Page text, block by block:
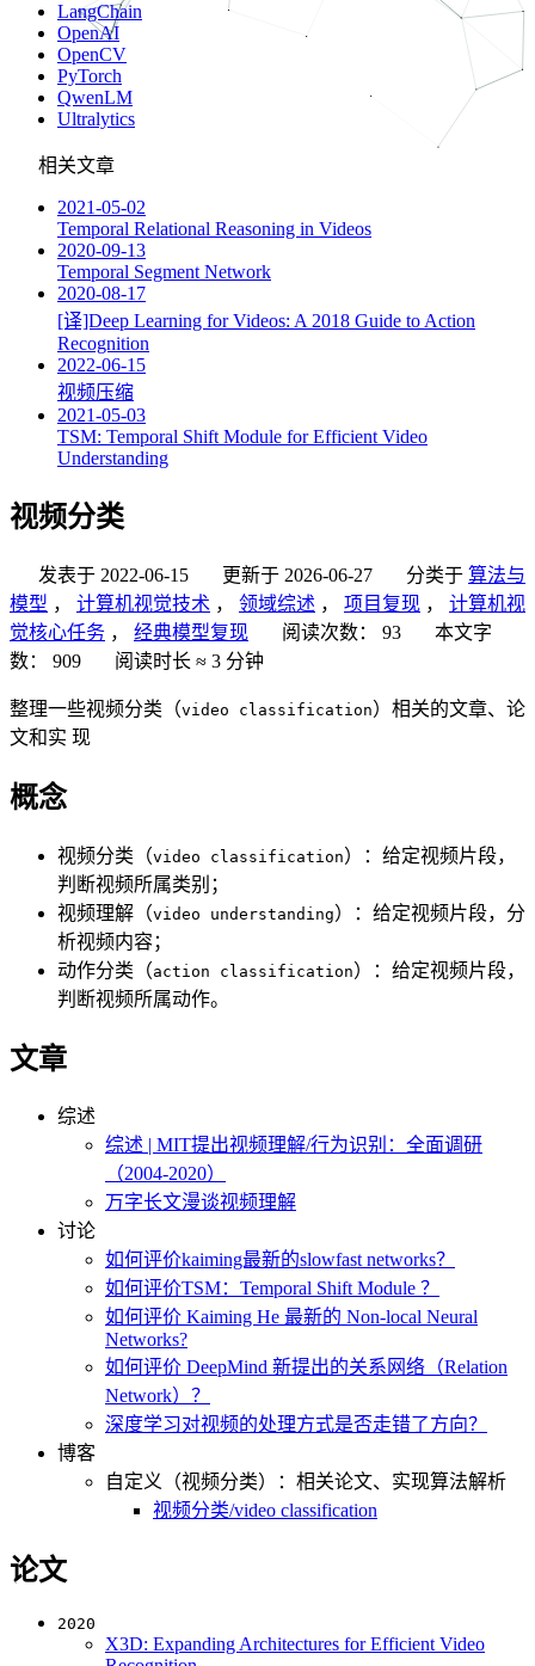
LangChain
OpenAI
OpenCV
PyTorch
QwenLM
Ultralytics
相关文章
2021-05-02
Temporal Relational Reasoning in Videos
2020-09-13
Temporal Segment Network
2020-08-17
[译]Deep Learning for Videos: A 2018 Guide to Action
Recognition
2022-06-15
视频压缩
2021-05-03
TSM: Temporal Shift Module for Efficient Video
Understanding
视频分类
发表于 2022-06-15 更新于 2026-06-27 分类于 算法与
模型 ， 计算机视觉技术 ， 领域综述 ， 项目复现 ， 计算机视
觉核心任务 ， 经典模型复现 阅读次数： 93
本文字
数：
909 阅读时长 ≈ 3 分钟
整理一些视频分类（video classification）相关的文章、论
文和实 现
概念
视频分类（video classification）：给定视频片段，
判断视频所属类别；
视频理解（video understanding）：给定视频片段，分
析视频内容；
动作分类（action classification）：给定视频片段，
判断视频所属动作。
文章
综述
综述 | MIT提出视频理解/行为识别：全面调研
（2004-2020）
万字长文漫谈视频理解
讨论
如何评价kaiming最新的slowfast networks？
如何评价TSM：Temporal Shift Module ？
如何评价 Kaiming He 最新的 Non-local Neural
Networks?
如何评价 DeepMind 新提出的关系网络（Relation
Network）？
深度学习对视频的处理方式是否走错了方向？
博客
自定义（视频分类）：相关论文、实现算法解析
视频分类/video classification
论文
2020
X3D: Expanding Architectures for Efficient Video